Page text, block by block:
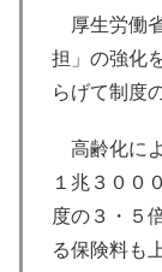
厚生労働
担」の強化
らげて制度
高齢化に
１兆３００
度の３・５
る保険料も